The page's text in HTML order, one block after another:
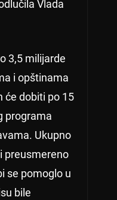
Vlada
3,5 milijarde
i opštinama
će dobiti po 15
programa
Ukupno
preusmereno
se pomoglo u
bile